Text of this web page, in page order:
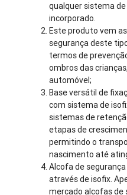
qualquer sistema
incorporado.
Este produto vem
segurança deste
termos de
ombros das
automóvel;
Base versátil de
com sistema de
sistemas de
etapas de
permitindo o
nascimento até
Alcofa de
através de isofix.
mercado alcofas de